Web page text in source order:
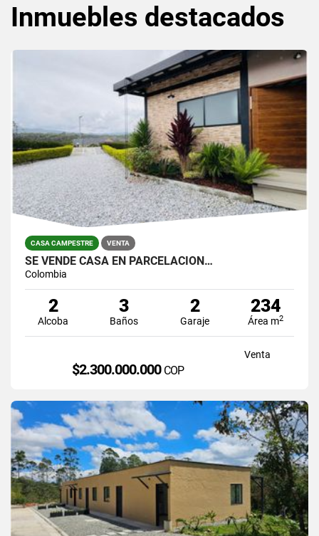
Inmuebles destacados
CASA CAMPESTRE VENTA
SE VENDE CASA EN PARCELACION…
Colombia
2
Alcoba
3
Baños
2
Garaje
234
Área m2
Venta
$2.300.000.000 COP